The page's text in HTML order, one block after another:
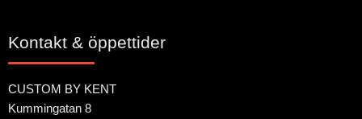
Kontakt & öppettider
CUSTOM BY KENT
Kummingatan 8